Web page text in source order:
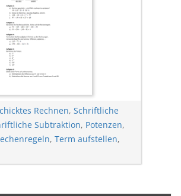
Rechnen, Schriftliche
Subtraktion, Potenzen,
, Term aufstellen,